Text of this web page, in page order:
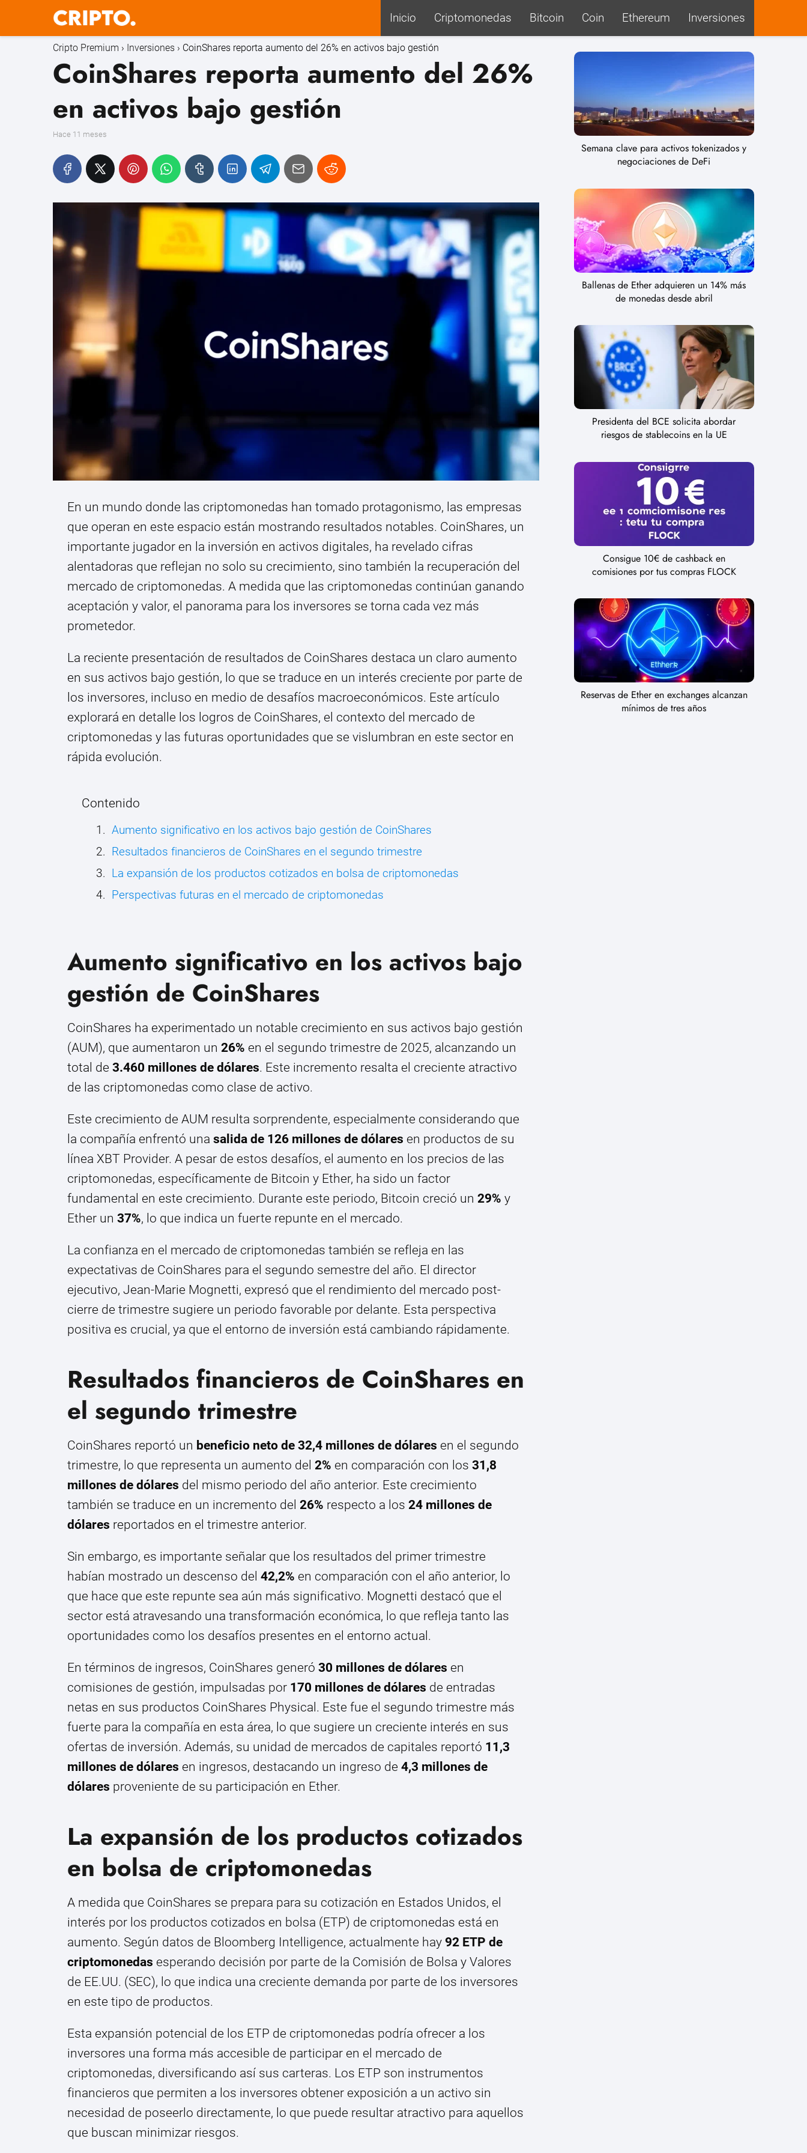
Inicio Criptomonedas Bitcoin Coin Ethereum Inversiones
Cripto Premium Inversiones CoinShares reporta aumento del 26% en activos bajo gestión
CoinShares reporta aumento del 26%
en activos bajo gestión
hace 11 meses
En un mundo donde las criptomonedas han tomado protagonismo, las empresas
que operan en este espacio están mostrando resultados notables. CoinShares, un
importante jugador en la inversión en activos digitales, ha revelado cifras
alentadoras que reflejan no solo su crecimiento, sino también la recuperación del
mercado de criptomonedas. A medida que las criptomonedas continúan ganando
aceptación y valor, el panorama para los inversores se torna cada vez más
prometedor.
La reciente presentación de resultados de CoinShares destaca un claro aumento
en sus activos bajo gestión, lo que se traduce en un interés creciente por parte de
los inversores, incluso en medio de desafíos macroeconómicos. Este artículo
explorará en detalle los logros de CoinShares, el contexto del mercado de
criptomonedas y las futuras oportunidades que se vislumbran en este sector en
rápida evolución.
Contenido
Aumento significativo en los activos bajo gestión de CoinShares
Resultados financieros de CoinShares en el segundo trimestre
La expansión de los productos cotizados en bolsa de criptomonedas
Perspectivas futuras en el mercado de criptomonedas
Aumento significativo en los activos bajo
gestión de CoinShares
CoinShares ha experimentado un notable crecimiento en sus activos bajo gestión
(AUM), que aumentaron un 26% en el segundo trimestre de 2025, alcanzando un
total de 3.460 millones de dólares. Este incremento resalta el creciente atractivo
de las criptomonedas como clase de activo.
Este crecimiento de AUM resulta sorprendente, especialmente considerando que
la compañía enfrentó una salida de 126 millones de dólares en productos de su
línea XBT Provider. A pesar de estos desafíos, el aumento en los precios de las
criptomonedas, específicamente de Bitcoin y Ether, ha sido un factor
fundamental en este crecimiento. Durante este periodo, Bitcoin creció un 29% y
Ether un 37%, lo que indica un fuerte repunte en el mercado.
La confianza en el mercado de criptomonedas también se refleja en las
expectativas de CoinShares para el segundo semestre del año. El director
ejecutivo, Jean-Marie Mognetti, expresó que el rendimiento del mercado post-
cierre de trimestre sugiere un periodo favorable por delante. Esta perspectiva
positiva es crucial, ya que el entorno de inversión está cambiando rápidamente.
Resultados financieros de CoinShares en
el segundo trimestre
CoinShares reportó un beneficio neto de 32,4 millones de dólares en el segundo
trimestre, lo que representa un aumento del 2% en comparación con los 31,8
millones de dólares del mismo periodo del año anterior. Este crecimiento
también se traduce en un incremento del 26% respecto a los 24 millones de
dólares reportados en el trimestre anterior.
Sin embargo, es importante señalar que los resultados del primer trimestre
habían mostrado un descenso del 42,2% en comparación con el año anterior, lo
que hace que este repunte sea aún más significativo. Mognetti destacó que el
sector está atravesando una transformación económica, lo que refleja tanto las
oportunidades como los desafíos presentes en el entorno actual.
En términos de ingresos, CoinShares generó 30 millones de dólares en
comisiones de gestión, impulsadas por 170 millones de dólares de entradas
netas en sus productos CoinShares Physical. Este fue el segundo trimestre más
fuerte para la compañía en esta área, lo que sugiere un creciente interés en sus
ofertas de inversión. Además, su unidad de mercados de capitales reportó 11,3
millones de dólares en ingresos, destacando un ingreso de 4,3 millones de
dólares proveniente de su participación en Ether.
La expansión de los productos cotizados
en bolsa de criptomonedas
A medida que CoinShares se prepara para su cotización en Estados Unidos, el
interés por los productos cotizados en bolsa (ETP) de criptomonedas está en
aumento. Según datos de Bloomberg Intelligence, actualmente hay 92 ETP de
criptomonedas esperando decisión por parte de la Comisión de Bolsa y Valores
de EE.UU. (SEC), lo que indica una creciente demanda por parte de los inversores
en este tipo de productos.
Esta expansión potencial de los ETP de criptomonedas podría ofrecer a los
inversores una forma más accesible de participar en el mercado de
criptomonedas, diversificando así sus carteras. Los ETP son instrumentos
financieros que permiten a los inversores obtener exposición a un activo sin
necesidad de poseerlo directamente, lo que puede resultar atractivo para aquellos
que buscan minimizar riesgos.
Semana clave para activos tokenizados y
negociaciones de DeFi
Ballenas de Ether adquieren un 14% más
de monedas desde abril
Presidenta del BCE solicita abordar
riesgos de stablecoins en la UE
Consigue 10€ de cashback en
comisiones por tus compras FLOCK
Reservas de Ether en exchanges alcanzan
mínimos de tres años